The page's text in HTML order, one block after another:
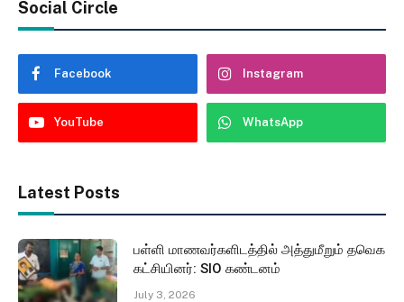
Social Circle
Facebook Instagram
YouTube WhatsApp
Latest Posts
பள்ளி மாணவர்களிடத்தில் அத்துமீறும் தவெக
கட்சியினர்: SIO கண்டனம்
July 3, 2026